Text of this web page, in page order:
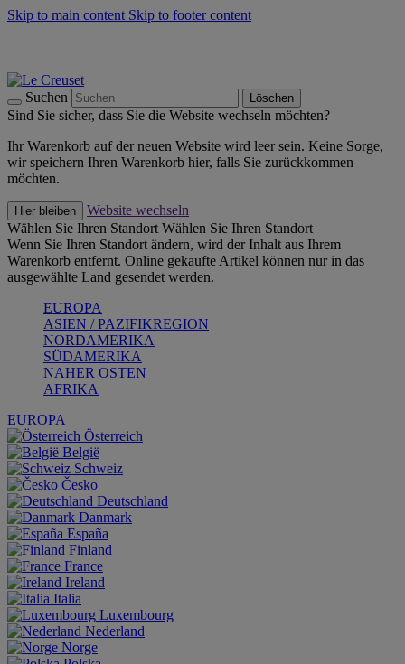
Skip to main content Skip to footer content
Suchen Löschen
Sind Sie sicher, dass Sie die Website wechseln möchten?
Ihr Warenkorb auf der neuen Website wird leer sein. Keine Sorge,
wir speichern Ihren Warenkorb hier, falls Sie zurückkommen
möchten.
Hier bleiben
Website wechseln
Wählen Sie Ihren Standort Wählen Sie Ihren Standort
Wenn Sie Ihren Standort ändern, wird der Inhalt aus Ihrem
Warenkorb entfernt. Online gekaufte Artikel können nur in das
ausgewählte Land gesendet werden.
EUROPA
ASIEN / PAZIFIKREGION
NORDAMERIKA
SÜDAMERIKA
NAHER OSTEN
AFRIKA
EUROPA
Österreich
België
Schweiz
Česko
Deutschland
Danmark
España
Finland
France
Ireland
Italia
Luxembourg
Nederland
Norge